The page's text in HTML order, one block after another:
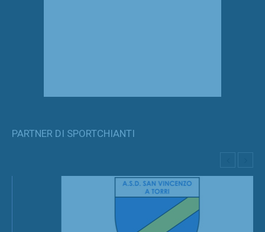
PARTNER DI SPORTCHIANTI